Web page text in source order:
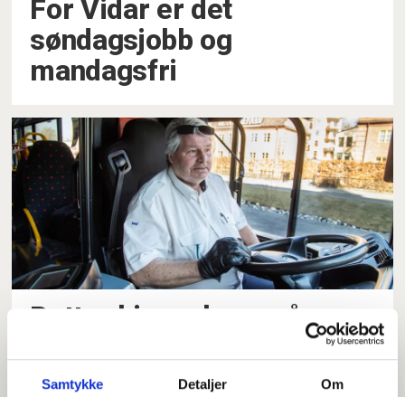
Samtykke Detaljer Om
For Vidar er det
søndagsjobb og
mandagsfri
Petter kjører buss på
heltid, men har verken fast
arbeidstid eller rute